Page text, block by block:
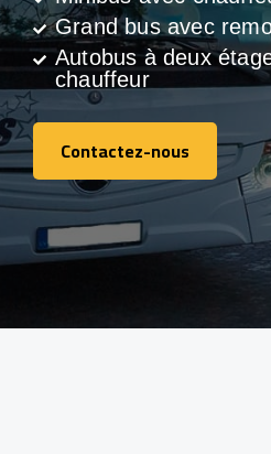
Grand bus avec
Autobus à deux
chauffeur
Contactez-nous
Contactez-nous